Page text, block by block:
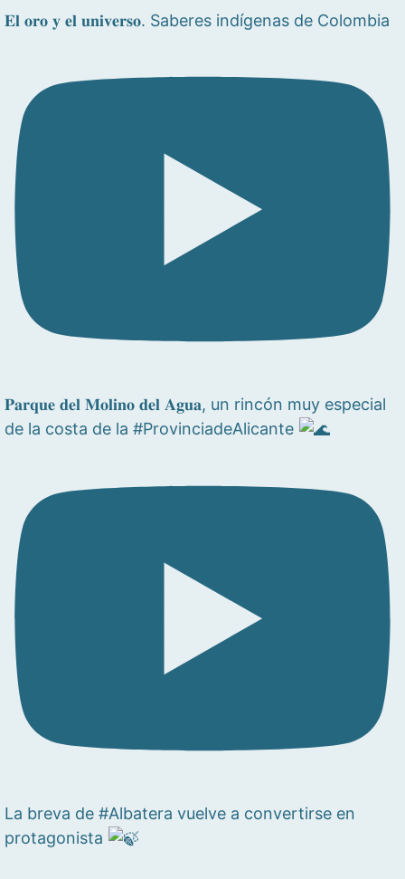
𝐄𝐥 𝐨𝐫𝐨 𝐲 𝐞𝐥 𝐮𝐧𝐢𝐯𝐞𝐫𝐬𝐨. Saberes indígenas de Colombia
𝐏𝐚𝐫𝐪𝐮𝐞 𝐝𝐞𝐥 𝐌𝐨𝐥𝐢𝐧𝐨 𝐝𝐞𝐥 𝐀𝐠𝐮𝐚, un rincón muy especial
de la costa de la #ProvinciadeAlicante
La breva de #Albatera vuelve a convertirse en
protagonista